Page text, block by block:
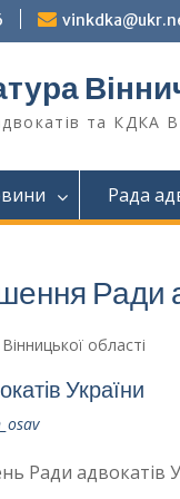
та КДКА
Рада
Ради
області
України
Ради адвокатів